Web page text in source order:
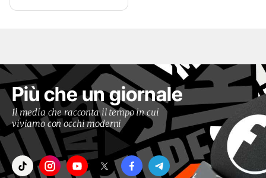
Più che un giornale
Il media che racconta il tempo in cui
viviamo con occhi moderni